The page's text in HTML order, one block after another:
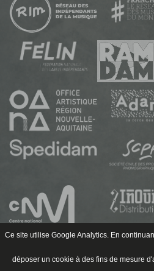
Ce site utilise Google Analytics. En
déposer un cookie à des fins de mesure